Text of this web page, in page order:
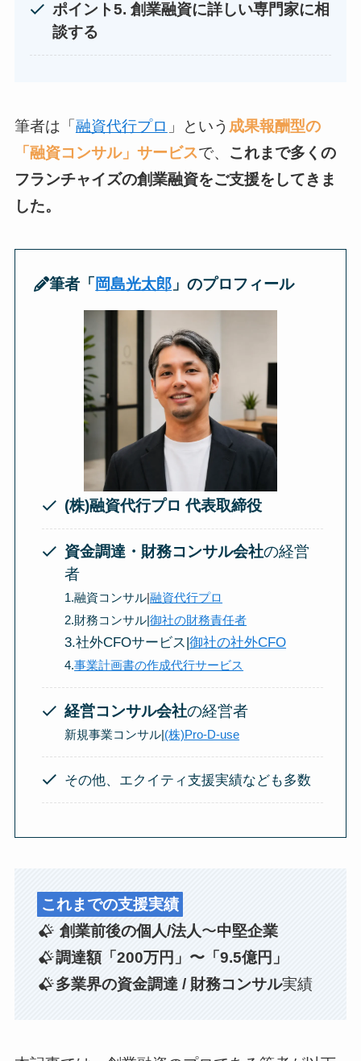
ポイント5. 創業融資に詳しい専門家に相
談する
筆者は「融資代行プロ 」という 成果報酬型の
「融資コンサル」サービスで、 これまで多くの
フランチャイズの創業融資をご支援をしてきま
した。
筆者「岡島光太郎 」のプロフィール
(株)融資代行プロ 代表取締役
資金調達・財務コンサル会社の経営
者
1.融資コンサル|融資代行プロ
2.財務コンサル|御社の財務責任者
3.社外CFOサービス|御社の社外CFO
4.事業計画書の作成代行サービス
経営コンサル会社の経営者
新規事業コンサル|(株)Pro-D-use
その他、エクイティ支援実績なども多数
これまでの支援実績
創業前後の個人/法人〜中堅企業
調達額「200万円」〜「9.5億円」
多業界の資金調達 / 財務コンサル実績